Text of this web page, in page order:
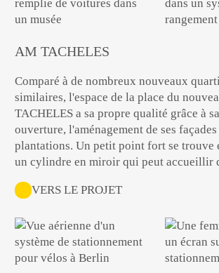
AM TACHELES
Comparé à de nombreux nouveaux
similaires, l'espace de la place du
TACHELES a sa propre qualité grâce à
ouverture, l'aménagement de ses façades
plantations. Un petit point fort se trouve
un cylindre en miroir qui peut accueillir
VERS LE PROJET